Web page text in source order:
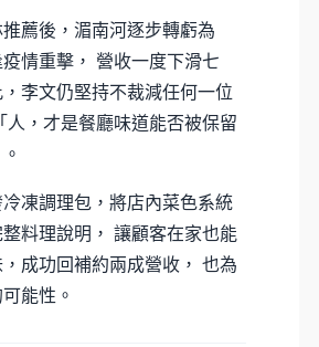
薦後，湄南河逐步轉虧為
情重擊， 營收一度下滑七
李文仍堅持不裁減任何一位
人，才是餐廳味道能否被保留
冷凍調理包，將店內菜色系統
料理說明， 讓顧客在家也能
成功回補約兩成營收， 也為
能性。